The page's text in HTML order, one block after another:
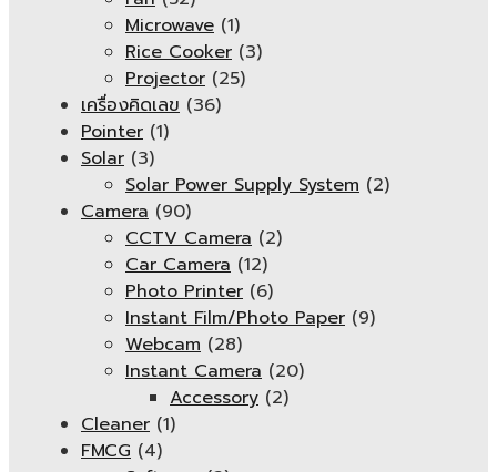
Microwave (1)
Rice Cooker (3)
Projector (25)
เครื่องคิดเลข (36)
Pointer (1)
Solar (3)
Solar Power Supply System (2)
Camera (90)
CCTV Camera (2)
Car Camera (12)
Photo Printer (6)
Instant Film/Photo Paper (9)
Webcam (28)
Instant Camera (20)
Accessory (2)
Cleaner (1)
FMCG (4)